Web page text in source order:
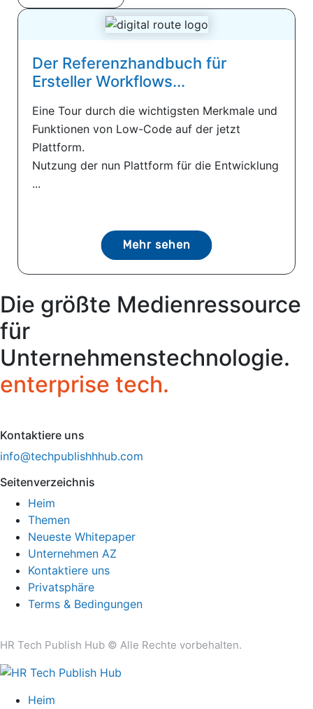
Der Referenzhandbuch für
Ersteller Workflows...
Eine Tour durch die wichtigsten Merkmale und
Funktionen von Low-Code auf der jetzt
Plattform.
Nutzung der nun Plattform für die Entwicklung
...
Mehr sehen
Die größte Medienressource
für
Unternehmenstechnologie.
enterprise tech.
Kontaktiere uns
info@techpublishhhub.com
Seitenverzeichnis
Heim
Themen
Neueste Whitepaper
Unternehmen AZ
Kontaktiere uns
Privatsphäre
Terms & Bedingungen
HR Tech Publish Hub © Alle Rechte vorbehalten.
Heim